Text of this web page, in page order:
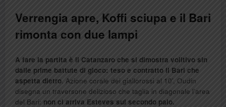
Verrengia apre, Koffi sciupa e il Bari
rimonta con due lampi
A fare la partita è il Catanzaro che si dimostra volitivo sin
dalle prime battute di gioco: teso e contratto il Bari che
aspetta dietro. Azione corale dei giallorossi al 10’, Oudin
disegna un traversone delizioso che taglia in diagonale l’area
del Bari: non ci arriva Esteves sul secondo palo.